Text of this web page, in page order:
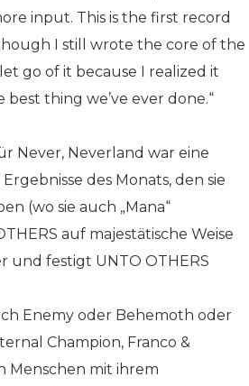
input. This is the first record
I still wrote the core of the
go of it because I realized it
thing we’ve ever done.“
Never, Neverland war eine
des Monats, den sie
(wo sie auch „Mana“
auf majestätische Weise
und festigt UNTO OTHERS
Enemy oder Behemoth oder
Champion, Franco &
Menschen mit ihrem